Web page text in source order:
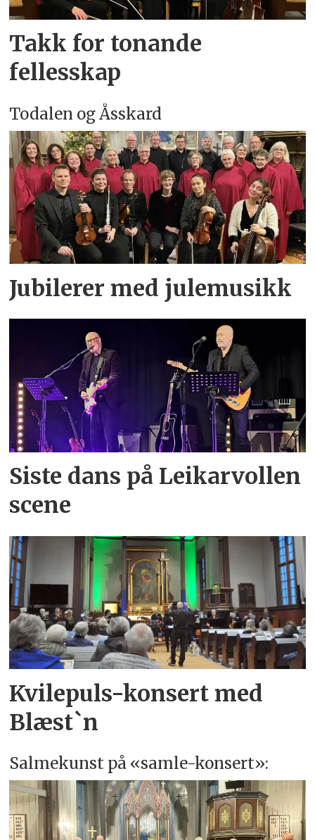
Takk for tonande
fellesskap
Todalen og Åsskard
Jubilerer med julemusikk
Siste dans på Leikarvollen
scene
Kvilepuls-konsert med
Blæst`n
Salmekunst på «samle-konsert»: